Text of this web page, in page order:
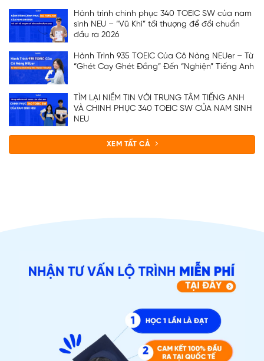
Hành trình chinh phục 340 TOEIC SW của nam
sinh NEU – “Vũ Khí” tối thượng để đổi chuẩn
đầu ra 2026
Hành Trình 935 TOEIC Của Cô Nàng NEUer – Từ
“Ghét Cay Ghét Đắng” Đến “Nghiện” Tiếng Anh
TÌM LẠI NIỀM TIN VỚI TRUNG TÂM TIẾNG ANH
VÀ CHINH PHỤC 340 TOEIC SW CỦA NAM SINH
NEU
XEM TẤT CẢ